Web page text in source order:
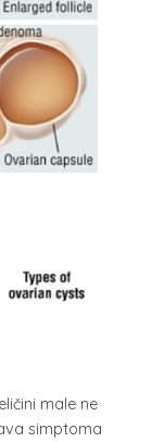
male ne
simptoma